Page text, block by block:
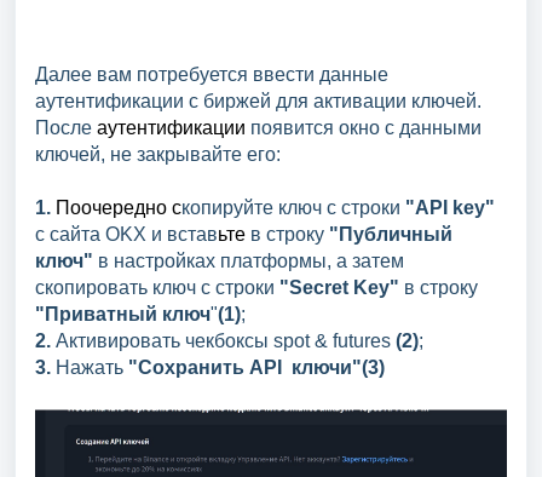
Далее вам потребуется ввести данные
аутентификации с биржей для активации ключей.
После аутентификации появится окно с данными
ключей, не закрывайте его:
1. Поочередно скопируйте ключ с строки "API key"
с сайтa OKX и вставьте в строку "Публичный
ключ" в настройках платформы, а затем
скопировать ключ с строки "Secret Key" в строку
"Приватный ключ"(1);
2. Активировать чекбоксы spot & futures (2);
3. Нажать "Сохранить API ключи"(3)